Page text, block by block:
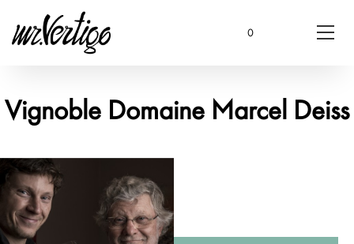
0
Vignoble Domaine Marcel Deiss